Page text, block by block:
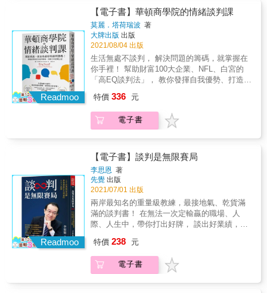
雙方的利益後，就要開始思考哪些選項同時能
夠滿足雙方的利益，而那就是可能的解決方
法。 3. 設定共同的標準：共同的標準是客觀的
標準，必須雙方都能接受。共同的標準可以衡
量解決方法是否合理，而非只是其中一方的讓
步。 4. 確認最佳替代方案：最佳替代方案是在
雙方談不攏時，你能實行的方案中最好的一
個。有了這個最佳替代方案，你就比較不會因
為對方的威嚇或脅迫而讓步。 5. 規劃達成目標
方法，就要塑造一個比雙方的最佳替代方案還
要好，也能滿足雙方利益的解決方法。同時你
也要思考你想得到最好的、可以接受的解決，
像要演講或是面試以前，你會事先演練一樣。
排練可能的情境會讓你有心理準備迎接可能發
生的狀況，也就能專注在你想達成的目標上。
& 以上這些準備，能幫助你找到解決問題的方
向。 & 配合5個談判步驟，以及本書貼心附上
的檢查清單，當需要溝通談判時，可以方便快
速的重新審視檢閱，讓你一開口，任何人都說
例，幫你快速理解運用！ & 書中的真實案例，
包含了讀者生活中會經歷的情況，小至家庭中
日常的爭吵，大到人質危機，甚至是冷戰時期
考，談判就比較容易打開僵局，才不會鑽牛角
尖。
總統，和民主黨打交道？ & ●談判無處不在 不
管從事什麼行業，不管你是在職場，還是在家
庭，只要有不同的意見，就可能需要談判協
商。談判已經成了現代人必備的基本知識和能
力，所以最好大家都學一點談判，才能用同樣
的語言溝通。 & ●談判是最不自私的學問 「雙
贏」的概念從來不是先天的良知良能，而是後
天學習來的。只有相信雙贏是可能的，我們才
會努力找到雙贏的解決方案。如果其中一方不
●學過談判，思考更有彈性 談判是一種思維方
式。沒學過談判，腦子裡只有黑色、白色；學
過談判，才會看見灰色。沒學過的人，會問你
馬。當我們腦子裡有一些解題的案例可以參
考，談判就比較容易打開僵局，才不會鑽牛角
尖。
談判，臨場反應能力，輕鬆駕馭談判。 & 本書
另一重點特色：運用國際案例、實戰案例、趣
味案例等，除了啟發學習者的創意 思維，還能
證明談判這一門學問的魅力與價值。 & 觀察社
會上、商場上擅長談判者都是贏家，擅長談判
者往往都成為團隊領導者，組織高端管理者。
談判不僅僅是談判，通過談判鍛鍊可以提升邏
輯力、表達力、溝通力、說服力、斡旋力、仲
裁力、決策力、分配力。 & 懂得談判、學會談
判，運用談判，談判學就是人生的成功學！
化解衝突解決問題。 & 書籍內容兼顧學理、實
用性、完整性，具備易讀、易懂、易學、易用
四大特色，適合自學，或是作為企業培育談判
人才的首選訓練教材。 & 本書共分5篇12章，
系統化完整的教導談判博奕觀念、心態、策
略、技巧。 & 【個人篇】重點在強化心理建
設、培養卓越觀念、提高走上談判桌的信心。
【學理篇】介紹雙贏談判模式與增值談判模
式，學習談判學的兩大主流模式。 【戰略篇】
權勢籌碼贏得談判。 【戰術篇】教你運用槓桿
原理有效操作三大心理籌碼 (ICE) 影響談判的
結果。 【應用篇】指導新手與中級手如何準備
另一重點特色：運用國際案例、實戰案例、趣
味案例等，除了啟發學習者的創意 思維，還能
證明談判這一門學問的魅力與價值。 & 觀察社
會上、商場上擅長談判者都是贏家，擅長談判
者往往都成為團隊領導者，組織高端管理者。
談判不僅僅是談判，通過談判鍛鍊可以提升邏
輯力、表達力、溝通力、說服力、斡旋力、仲
判，運用談判，談判學就是人生的成功學！
Readmoo
【電子書】華頓商學院的情緒談判課
莫麗．塔荷瑞波 著
大牌出版 出版
2021/08/04 出版
生活無處不談判， 解決問題的籌碼，就掌握在
你手裡！ 幫助財富100大企業、NFL、白宮的
「高EQ談判法」， 教你發揮自我優勢、打造正
圖書獎（Axiom Business Book Awards）業務
談判類──金牌得主 ★洞見趨勢圖書獎（Non-
Obvious Book Awards）年度非虛構類作品──
戰心法 人生由一連串的難題構成，而談判則是
解決問題的過程── ．夫妻歧異，如何解決？
．親子衝突，如何化解？ ．求職談判，如何爭
取到更好的條件？ ．面對重要客戶，如何找到
價格之外的談判籌碼？ 成功改變全球5,000名學
員的華頓談判名師， 揭祕利益最大化、創造長
期成功的談判關鍵！ 透過本書，你將會學到與
人同贏、創造最大價值的談判心法： ►談判成
功的真正訣竅。 ►解決困難對話的有效技巧。
大的合作思維。 ►獲得信任、事業與影響力的
關鍵。 ►建立正向連結的高效溝通法。 作者莫
麗・塔荷瑞波是全球頂尖的談判名師，生涯曾
特價 336 元
電子書
Readmoo
【電子書】談判是無限賽局
李思恩 著
先覺 出版
2021/07/01 出版
兩岸最知名的重量級教練，最接地氣、乾貨滿
滿的談判書！ 在無法一次定輸贏的職場、人
際、人生中，帶你打出好牌， 談出好業績，維
架構工具表 & 想要升職加薪怎麼談？ 想讓老闆
認同我的報告，該如何表達？ 對方就是不願讓
步，我又沒空間了，該怎麼繼續磋商？ 同事處
特價 238 元
電子書